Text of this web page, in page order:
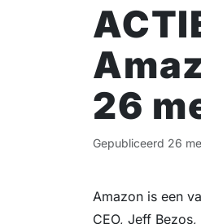
26
Gepubliceerd 26
Amazon is een
CEO, Jeff